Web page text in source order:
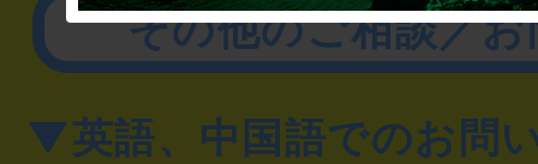
その他のご相談／
▼英語、中国語でのお問